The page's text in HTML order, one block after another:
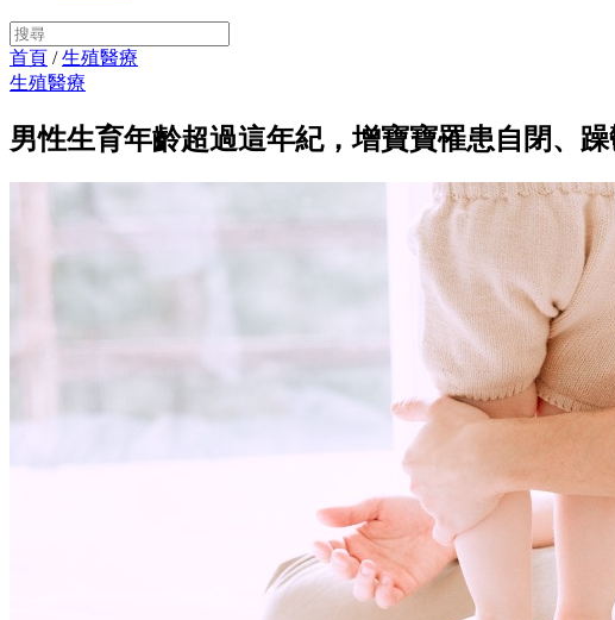
首頁 /生殖醫療
生殖醫療
男性生育年齡超過這年紀，增寶寶罹患自閉、